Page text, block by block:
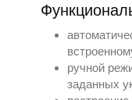
ручной
заданных